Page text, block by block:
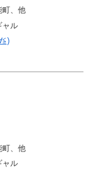
町、他
ャル
町、他
ャル